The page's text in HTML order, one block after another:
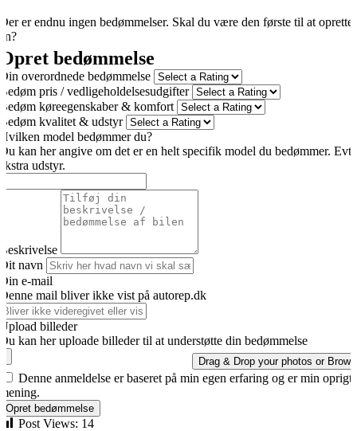
Der er endnu ingen bedømmelser. Skal du være den første til at oprette
én?
Opret bedømmelse
Din overordnede bedømmelse
Bedøm pris / vedligeholdelsesudgifter
Bedøm køreegenskaber & komfort
Bedøm kvalitet & udstyr
Hvilken model bedømmer du?
Du kan her angive om det er en helt specifik model du bedømmer. Evt
ekstra udstyr.
Beskrivelse
Dit navn
Din e-mail
Denne mail bliver ikke vist på autorep.dk
Upload billeder
Du kan her uploade billeder til at understøtte din bedømmelse
Drag & Drop your photos or
Denne anmeldelse er baseret på min egen erfaring og er min
mening.
Opret bedømmelse
Post Views: 14